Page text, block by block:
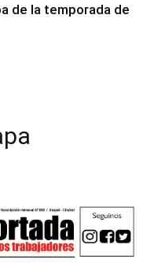
de la temporada de